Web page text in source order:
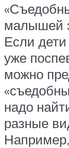
малышей
Если дети
уже
можно
надо
разные